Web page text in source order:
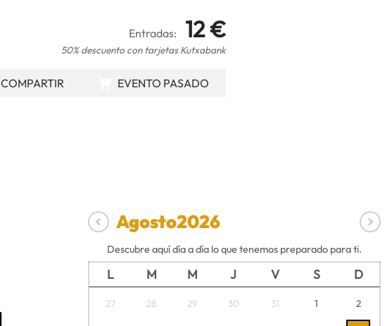
Entradas: 12 €
50% descuento con tarjetas Kutxabank
COMPARTIR EVENTO PASADO
Agosto2026
Descubre aquí día a día lo que tenemos preparado para ti.
L M M J V S D
27 28 29 30 31 1 2